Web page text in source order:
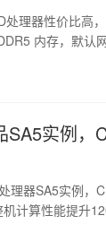
理器性价比高
内存，默认
实例，
理器SA5实例，
计算性能提升